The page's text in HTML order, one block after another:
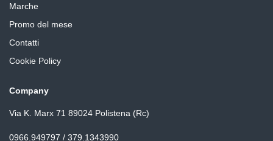
Marche
Promo del mese
Contatti
Cookie Policy
Company
Via K. Marx 71 89024 Polistena (Rc)
0966.949797 / 379.1343990